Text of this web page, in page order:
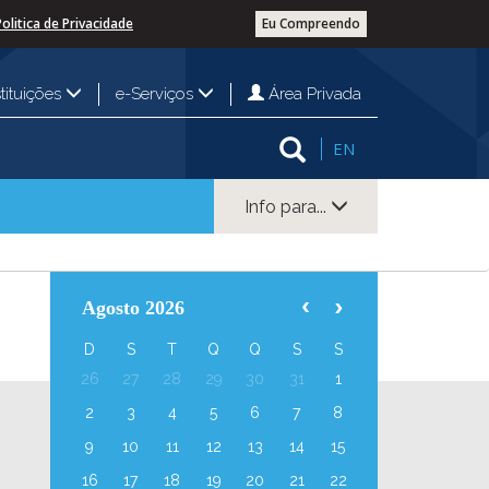
Eu Compreendo
de Privacidade
e-Serviços Área Privada
EN
Info para...
Agosto 2026
D S T Q Q S
S
26
27 28 29 30 31
1
2
3 4 5 6 7
8
9
10 11 12 13 14
15
16
17 18 19 20 21
22